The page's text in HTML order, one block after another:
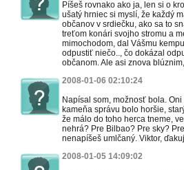
Píšeš rovnako ako ja, len si o
ušatý hrniec si myslí, že každý
občanov v srdiečku, ako sa to
treťom konári svojho stromu a
mimochodom, dal Vášmu
odpustiť niečo.., čo dokázal
občanom. Ale asi znova
2008-01-06 02:10:24
Napísal som, možnosť bola.
kameňa správu bolo horšie,
že málo do toho herca tneme,
nehrá? Pre Bilbao? Pre sky?
nenapíšeš umlčaný. Viktor,
2008-01-05 14:09:02